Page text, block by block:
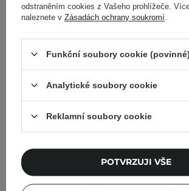
Beplain - Cicaful Calming Gel -
gel na obličej s Centella
odstraněním cookies z Vašeho prohlížeče.
naleznete v Zásadách ochrany soukromí
Funkční soubory cookie (povinné)
Analytické soubory cookie
Reklamní soubory cookie
POTVRZUJI VŠE